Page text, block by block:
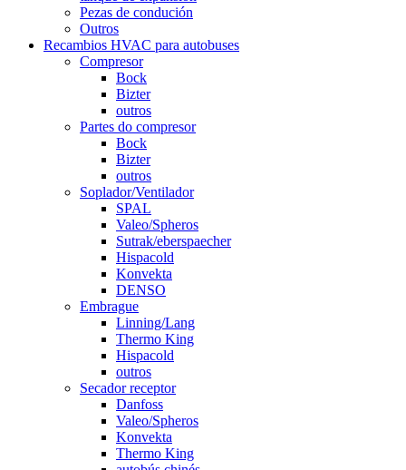
Pezas de condución
Outros
Recambios HVAC para autobuses
Compresor
Bock
Bizter
outros
Partes do compresor
Bock
Bizter
outros
Soplador/Ventilador
SPAL
Valeo/Spheros
Sutrak/eberspaecher
Hispacold
Konvekta
DENSO
Embrague
Linning/Lang
Thermo King
Hispacold
outros
Secador receptor
Danfoss
Valeo/Spheros
Konvekta
Thermo King